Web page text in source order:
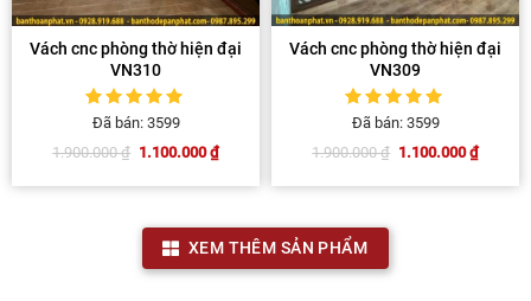
Vách cnc phòng thờ hiện đại
VN310
5trên 5 dựa
1Đã bán: 3599
1.900.000₫
Giá
là:
1.100.000₫
Giá
tại
Vách cnc phòng thờ hiện đại
VN309
5trên 5 dựa
1Đã bán: 3599
1.900.000₫
Giá
là:
1.100.000₫
Giá
tại
XEM THÊM SẢN PHẨM